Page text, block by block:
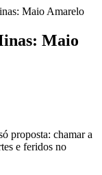
Maio Amarelo
Maio
proposta: chamar a
e feridos no